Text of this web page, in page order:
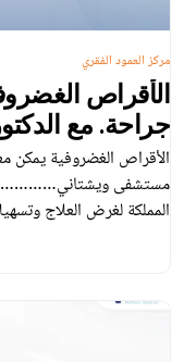
الأقراص
جراحة. مع
الأقراص الغضروفية يمكن
مستشفى ويشتاني…………..
المملكة لغرض العلاج
مركز العمود الفقري